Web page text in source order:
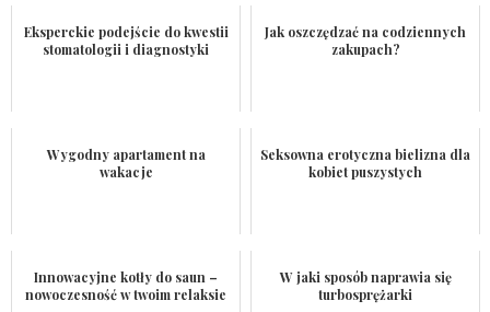
Eksperckie podejście do kwestii
stomatologii i diagnostyki
Jak oszczędzać na codziennych
zakupach?
Wygodny apartament na
wakacje
Seksowna erotyczna bielizna dla
kobiet puszystych
Innowacyjne kotły do saun –
nowoczesność w twoim relaksie
W jaki sposób naprawia się
turbosprężarki